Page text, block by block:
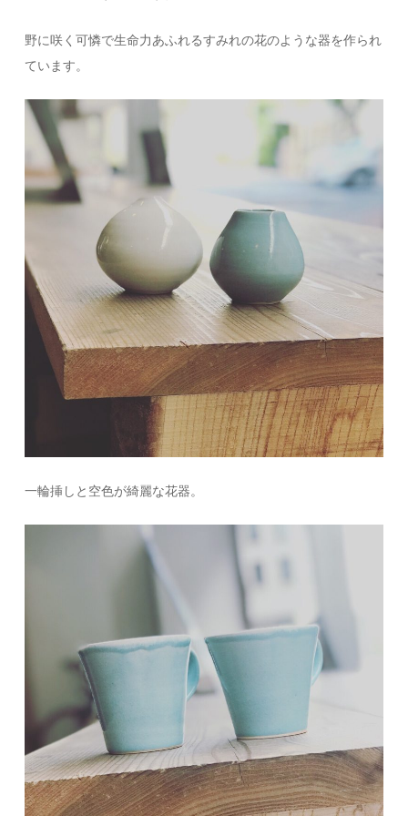
野に咲く可憐で生命力あふれるすみれの花のような器を作られ
ています。
一輪挿しと空色が綺麗な花器。